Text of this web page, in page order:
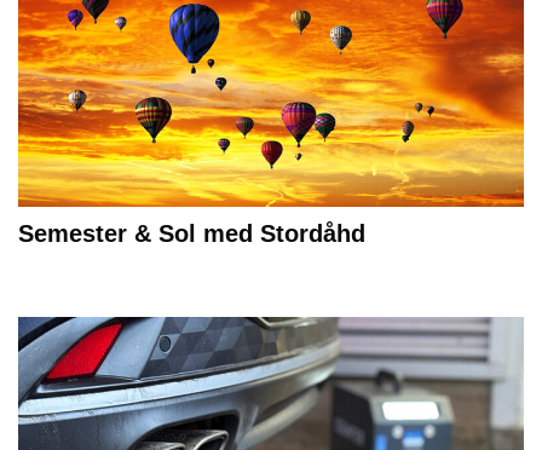
Semester & Sol med Stordåhd